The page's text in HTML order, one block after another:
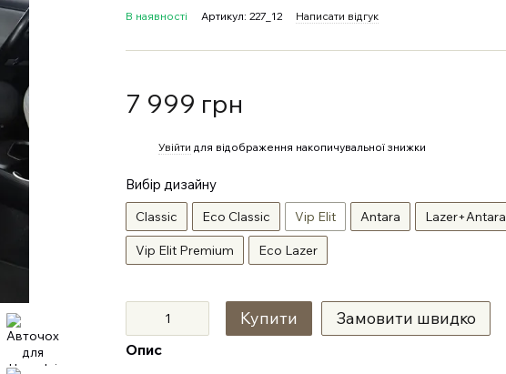
В наявності Артикул: 227_12 Написати відгук
7 999 грн
Увійти для відображення накопичувальної знижки
Вибір дизайну
Classic Eco Classic Vip Elit Antara Lazer+Antara
Vip Elit Premium Eco Lazer
Купити Замовити швидко
Опис